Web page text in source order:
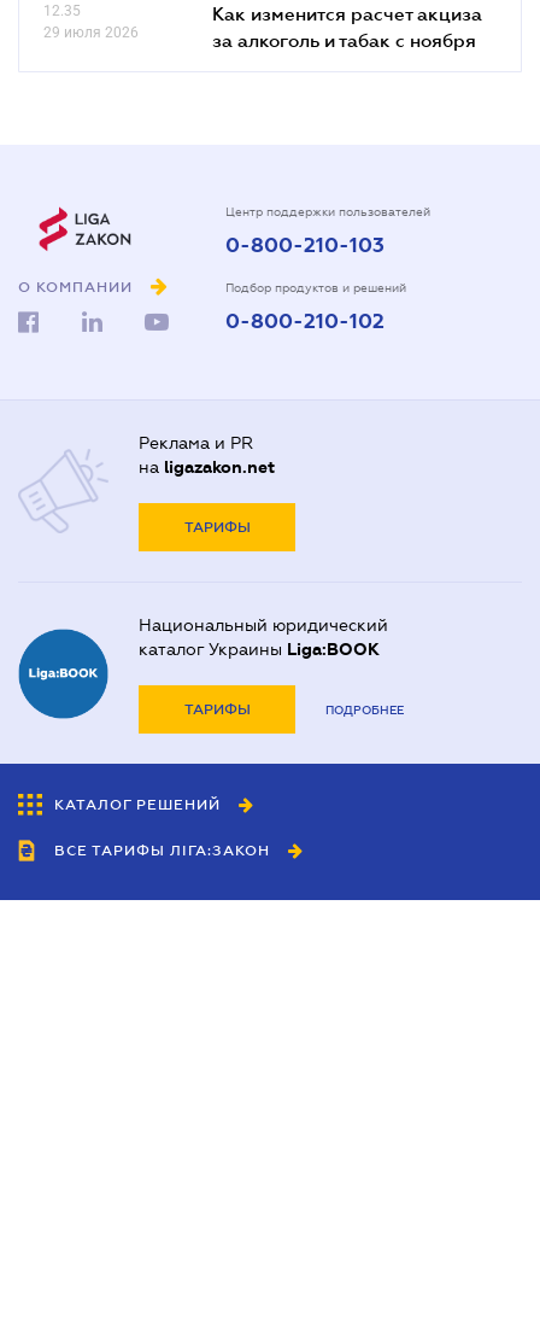
12.35
29 июля 2026
Как изменится расчет акциза
за алкоголь и табак с ноября
О КОМПАНИИ
Центр поддержки пользователей
0-800-210-103
Подбор продуктов и решений
0-800-210-102
Реклама и PR
на ligazakon.net
ТАРИФЫ
Национальный юридический
каталог Украины Liga:BOOK
ТАРИФЫ ПОДРОБНЕЕ
КАТАЛОГ РЕШЕНИЙ
ВСЕ ТАРИФЫ ЛІГА:ЗАКОН